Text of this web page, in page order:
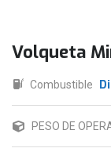
Volqueta
Combustible
PESO DE